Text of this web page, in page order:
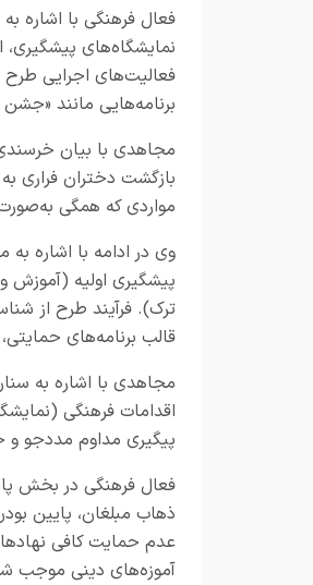
فعال فرهنگی با اشاره
نمایشگاه‌های
فعالیت‌های اجرایی طرح
برنامه‌هایی مانند
مجاهدی با بیان
بازگشت دختران فراری
مواردی که همگی به‌صورت
وی در ادامه با اشاره
پیشگیری اولیه (آموزش
ترک). فرآیند طرح از
قالب برنامه‌های
مجاهدی با اشاره به
اقدامات فرهنگی
پیگیری مداوم مددجو و
فعال فرهنگی در بخش
ذهاب مبلغان، پایین
عدم حمایت کافی
آموزه‌های دینی موجب